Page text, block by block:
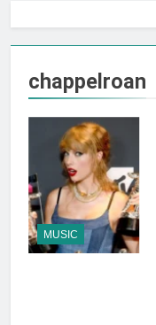
chappelroan
MUSIC